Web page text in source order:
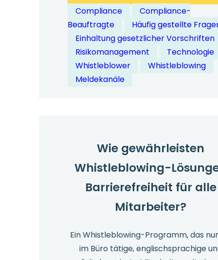
Wie
lassen
Lösungen
Compliance
Compliance-
Beauftragte
Häufig gestellte
Einhaltung gesetzlicher Vorschriften
Risikomanagement
Technologie
Whistleblower
Whistleblowing
Meldekanäle
Wie gewährleisten
Whistleblowing-
Barrierefreiheit für alle
Mitarbeiter?
Ein Whistleblowing-Programm, das
im Büro tätige, englischsprachige